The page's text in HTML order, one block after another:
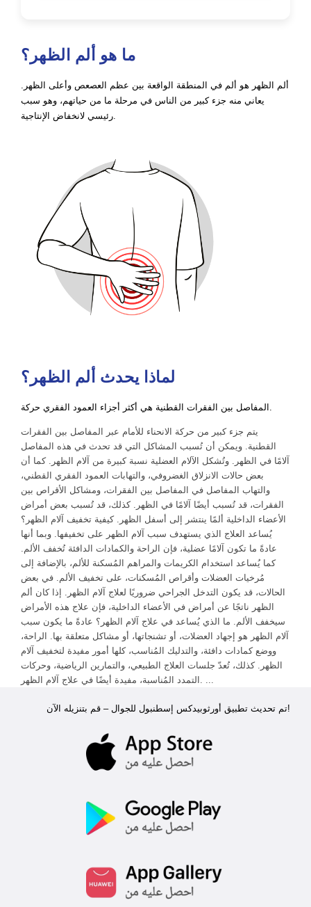
ما هو ألم الظهر؟
ألم الظهر هو ألم في المنطقة الواقعة بين عظم العصعص وأعلى الظهر.
يعاني منه جزء كبير من الناس في مرحلة ما من حياتهم، وهو سبب
رئيسي لانخفاض الإنتاجية.
لماذا يحدث ألم الظهر؟
المفاصل بين الفقرات القطنية هي أكثر أجزاء العمود الفقري حركة.
يتم جزء كبير من حركة الانحناء للأمام عبر المفاصل بين الفقرات
القطنية. ويمكن أن تُسبب المشاكل التي قد تحدث في هذه المفاصل
آلامًا في الظهر. وتُشكل الآلام العضلية نسبة كبيرة من آلام الظهر. كما أن
بعض حالات الانزلاق الغضروفي، والتهابات العمود الفقري القطني،
والتهاب المفاصل في المفاصل بين الفقرات، ومشاكل الأقراص بين
الفقرات، قد تُسبب أيضًا آلامًا في الظهر. كذلك، قد تُسبب بعض أمراض
الأعضاء الداخلية ألمًا ينتشر إلى أسفل الظهر. كيفية تخفيف آلام الظهر؟
يُساعد العلاج الذي يستهدف سبب آلام الظهر على تخفيفها. وبما أنها
عادةً ما تكون آلامًا عضلية، فإن الراحة والكمادات الدافئة تُخفف الألم.
كما يُساعد استخدام الكريمات والمراهم المُسكنة للألم، بالإضافة إلى
مُرخيات العضلات وأقراص المُسكنات، على تخفيف الألم. في بعض
الحالات، قد يكون التدخل الجراحي ضروريًا لعلاج آلام الظهر. إذا كان ألم
الظهر ناتجًا عن أمراض في الأعضاء الداخلية، فإن علاج هذه الأمراض
سيخفف الألم. ما الذي يُساعد في علاج آلام الظهر؟ عادةً ما يكون سبب
آلام الظهر هو إجهاد العضلات، أو تشنجاتها، أو مشاكل متعلقة بها. الراحة،
ووضع كمادات دافئة، والتدليك المُناسب، كلها أمور مفيدة لتخفيف آلام
الظهر. كذلك، تُعدّ جلسات العلاج الطبيعي، والتمارين الرياضية، وحركات
التمدد المُناسبة، مفيدة أيضًا في علاج آلام الظهر. ...
تم تحديث تطبيق أورثوبيدكس إسطنبول للجوال – قم بتنزيله الآن!